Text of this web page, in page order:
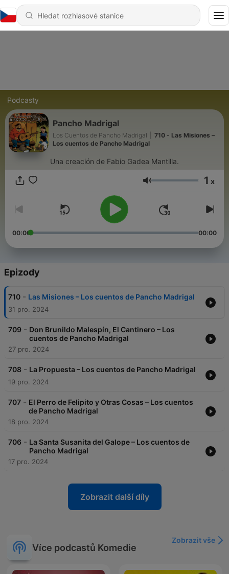
Podcasty
Pancho Madrigal
Los Cuentos de Pancho Madrigal
710 - Las Misiones –
Los cuentos de Pancho Madrigal
Una creación de Fabio Gadea Mantilla.
Hlasitost 1 x
00:00 00:00
Epizody
710 - Las Misiones – Los cuentos de Pancho Madrigal
31 pro. 2024
709 - Don Brunildo Malespín, El Cantinero – Los
cuentos de Pancho Madrigal
27 pro. 2024
708 - La Propuesta – Los cuentos de Pancho Madrigal
19 pro. 2024
707 - El Perro de Felipito y Otras Cosas – Los cuentos
de Pancho Madrigal
18 pro. 2024
706 - La Santa Susanita del Galope – Los cuentos de
Pancho Madrigal
17 pro. 2024
Zobrazit další díly
Více podcastů Komedie
Zobrazit vše